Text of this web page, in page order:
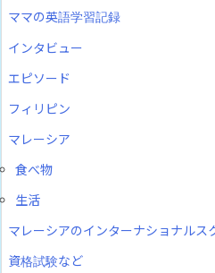
ママの英語学習記録
インタビュー
エピソード
フィリピン
マレーシア
食べ物
生活
マレーシアのインターナショナルス
資格試験など